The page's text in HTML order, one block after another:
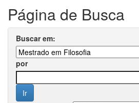
Página de Busca
Buscar em:
por